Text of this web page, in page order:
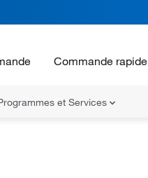
Commande rapide
et Services